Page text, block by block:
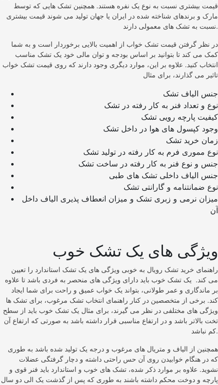
قیمت بیشتری نسبت به نوع یک نفره هستند. همچنین تشک‌ هایی که توسط
مارک و برندهای شناخته شده در ایران یا جهان تولید می‌ شوند قیمت بیشتری
نسبت به تشک‌ های معمولی دارند.
در نظر گرفتن قیمت تشک خواب از اهمیت بالایی برخوردار است و به شما
کمک می‌ کند تا بتوانید بر اساس بودجه و توان مالی خود یک تشک مناسب
انتخاب کنید. علاوه بر این، موارد دیگری وجود دارند که روی قیمت تشک خواب
تاثیر می‌ گذارند، برای مثال
نوع و تعداد فنر به کار رفته در تشک
کیفیت پارچه رویی تشک
وجود کپسول‌ های هوا در داخل تشک
زمان خرید تشک
نوع مموری فرم به کار رفته در تولید تشک
جنس و نوع فنر به کار رفته در ساخت تشک
جنس الیاف داخلی تشک‌ های طبی
نوع ضمانتنامه و گارانتی تشک
میزان نرمی و زبری تشک و میزان انعطاف پذیری الیاف داخل
آن
ویژگی های یک تشک خوب
راهنمای خرید تشک رویال به خوبی ویژگی های یک تشک استاندارد را تعیین
می کند. یک تشک خوب باید دارای ویژگی‌ های منحصر به فردی باشد تا علاوه
بر ماندگاری و عمر طولانی، بتواند یک خواب عمیق و راحت برای شما ایجاد
کند. برخی از متخصصین در کنار راهنمای انتخاب تشک مرغوب، برای تشک‌ ها
ویژگی‌ های مختلفی در نظر می‌ گیرند، برای مثال یک تشک خوب باید از سطح
تخت بالاتر باشد و در ارتفاع مناسبی قرار داشته باشد به صورتی که ارتفاع آن
کم نباشد.
همچنین از الیاف و متریال‌ های مرغوب و درجه یک تولید شده باشد به طوری
که در هنگام خوابیدن روی آن حس راحتی داشته و دچار گرفتگی عضلات
نشوید. علاوه بر موارد ذکر شده، تشک‌ های خوب و استاندارد باید فنر قوی و
پارچه و دوخت محکم داشته باشند به طوری که پس از گذشت یک الی دو سال